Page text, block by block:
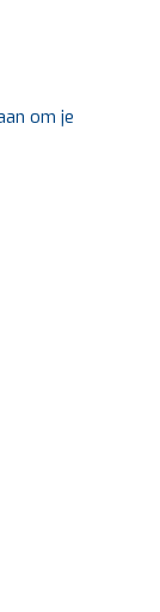
om je